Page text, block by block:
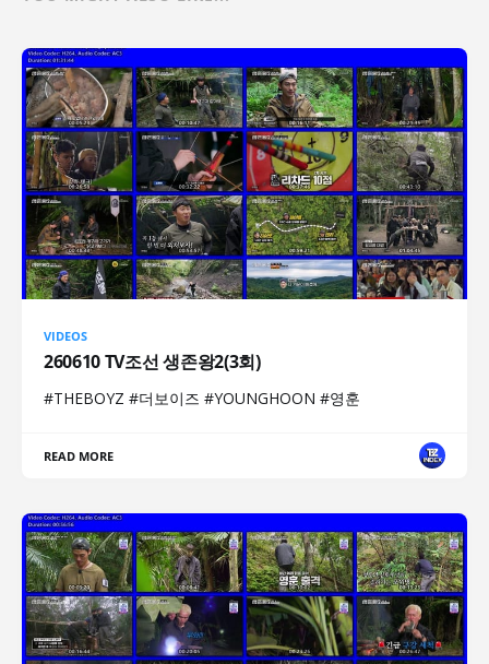
VIDEOS
260610 TV조선 생존왕2(3회)
#THEBOYZ #더보이즈 #YOUNGHOON #영훈
READ MORE